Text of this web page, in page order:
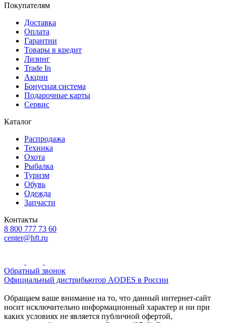
Покупателям
Доставка
Оплата
Гарантии
Товары в кредит
Лизинг
Trade In
Акции
Бонусная система
Подарочные карты
Сервис
Каталог
Распродажа
Техника
Охота
Рыбалка
Туризм
Обувь
Одежда
Запчасти
Контакты
8 800 777 73 60
center@hft.ru
Обратный звонок
Официальный дистрибьютор AODES в России
Обращаем ваше внимание на то, что данный интернет-сайт
носит исключительно информационный характер и ни при
каких условиях не является публичной офертой,